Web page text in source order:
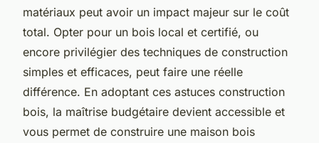
matériaux peut avoir un impact majeur sur le coût
total. Opter pour un bois local et certifié, ou
encore privilégier des techniques de construction
simples et efficaces, peut faire une réelle
différence. En adoptant ces astuces construction
bois, la maîtrise budgétaire devient accessible et
vous permet de construire une maison bois